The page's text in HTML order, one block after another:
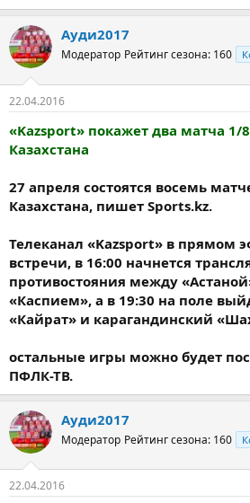
Ауди2017
Модератор Рейтинг сезона: 160
22.04.2016
«Kazsport» покажет два матча 1/
Казахстана
27 апреля состоятся восемь
Казахстана, пишет Sports.kz.
Телеканал «Kazsport» в прямом
встречи, в 16:00 начнется
противостояния между
«Каспием», а в 19:30 на поле
«Кайрат» и карагандинский
остальные игры можно будет
ПФЛК-ТВ.
Ауди2017
Модератор Рейтинг сезона: 160
22.04.2016